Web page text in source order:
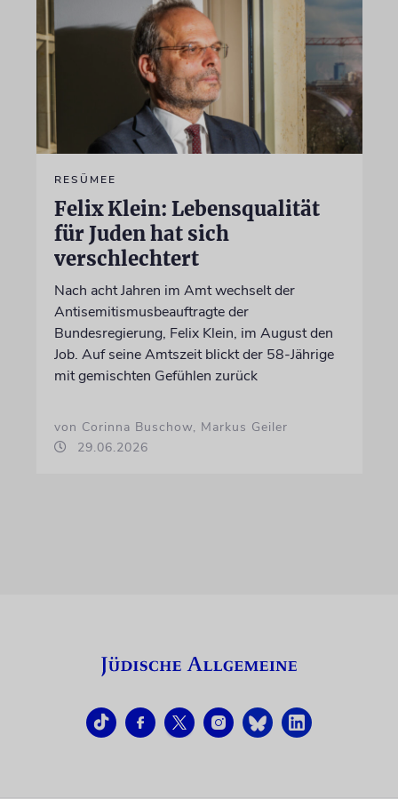
RESÜMEE
Felix Klein: Lebensqualität
für Juden hat sich
verschlechtert
Nach acht Jahren im Amt wechselt der
Antisemitismusbeauftragte der
Bundesregierung, Felix Klein, im August den
Job. Auf seine Amtszeit blickt der 58-Jährige
mit gemischten Gefühlen zurück
von Corinna Buschow, Markus Geiler
29.06.2026